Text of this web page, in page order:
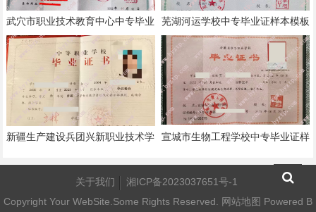
武穴市职业技术教育中心中专毕业
证样本模板
芜湖河运学校中专毕业证样本模板
新疆生产建设兵团兴新职业技术学
宣城市生物工程学校中专毕业证样
关于我们
湘ICP备2023037651号-1
Copyright Your WebSite.Some Rights Reserved. 网站地图 Powered B